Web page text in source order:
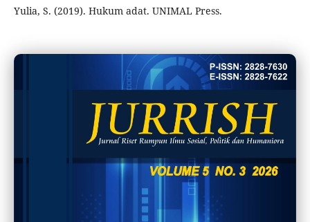
Yulia, S. (2019). Hukum adat. UNIMAL Press.